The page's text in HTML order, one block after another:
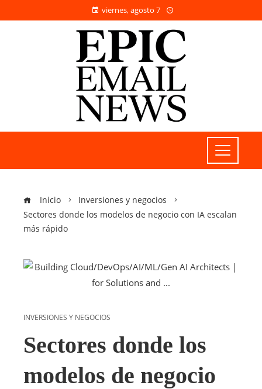
viernes, agosto 7
Inicio
Inversiones y negocios
Sectores donde los modelos de negocio con IA escalan
más rápido
INVERSIONES Y NEGOCIOS
Sectores donde los
modelos de negocio